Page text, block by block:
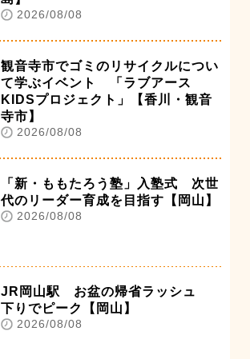
2026/08/08
観音寺市でゴミのリサイクルについ
て学ぶイベント 「ラブアース
KIDSプロジェクト」【香川・観音
寺市】
2026/08/08
「新・ももたろう塾」入塾式 次世
代のリーダー育成を目指す【岡山】
2026/08/08
JR岡山駅 お盆の帰省ラッシュ
下りでピーク【岡山】
2026/08/08